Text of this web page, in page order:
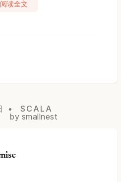
阅读全文
SCALA
by smallnest